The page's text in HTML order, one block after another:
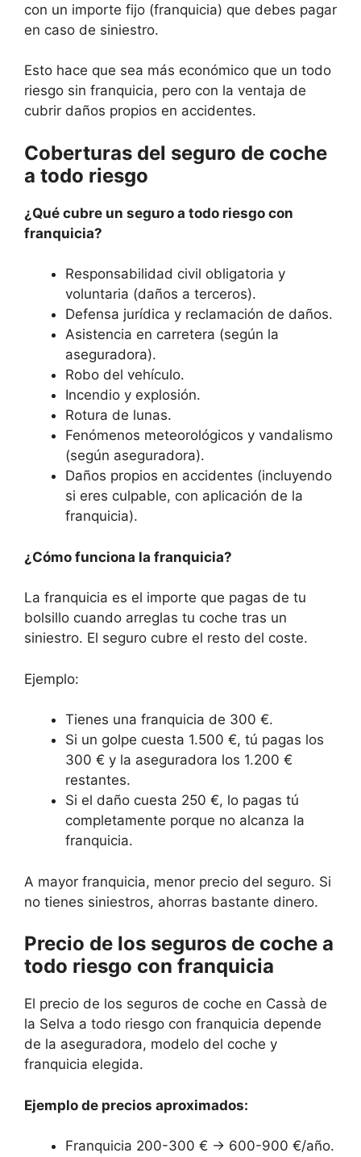
con un importe fijo (franquicia) que debes pagar
en caso de siniestro.
Esto hace que sea más económico que un todo
riesgo sin franquicia, pero con la ventaja de
cubrir daños propios en accidentes.
Coberturas del seguro de coche
a todo riesgo
¿Qué cubre un seguro a todo riesgo con
franquicia?
Responsabilidad civil obligatoria y
voluntaria (daños a terceros).
Defensa jurídica y reclamación de daños.
Asistencia en carretera (según la
aseguradora).
Robo del vehículo.
Incendio y explosión.
Rotura de lunas.
Fenómenos meteorológicos y vandalismo
(según aseguradora).
Daños propios en accidentes (incluyendo
si eres culpable, con aplicación de la
franquicia).
¿Cómo funciona la franquicia?
La franquicia es el importe que pagas de tu
bolsillo cuando arreglas tu coche tras un
siniestro. El seguro cubre el resto del coste.
Ejemplo:
Tienes una franquicia de 300 €.
Si un golpe cuesta 1.500 €, tú pagas los
300 € y la aseguradora los 1.200 €
restantes.
Si el daño cuesta 250 €, lo pagas tú
completamente porque no alcanza la
franquicia.
A mayor franquicia, menor precio del seguro. Si
no tienes siniestros, ahorras bastante dinero.
Precio de los seguros de coche a
todo riesgo con franquicia
El precio de los seguros de coche en Cassà de
la Selva a todo riesgo con franquicia depende
de la aseguradora, modelo del coche y
franquicia elegida.
Ejemplo de precios aproximados:
Franquicia 200-300 € → 600-900 €/año.